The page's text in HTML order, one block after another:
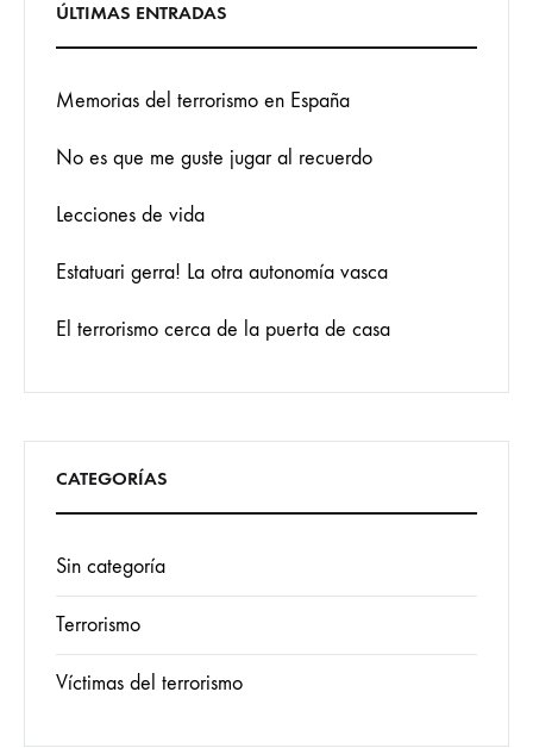
entradas
ÚLTIMAS ENTRADAS
Memorias del terrorismo en España
No es que me guste jugar al recuerdo
Lecciones de vida
Estatuari gerra! La otra autonomía vasca
El terrorismo cerca de la puerta de casa
CATEGORÍAS
Sin categoría
Terrorismo
Víctimas del terrorismo